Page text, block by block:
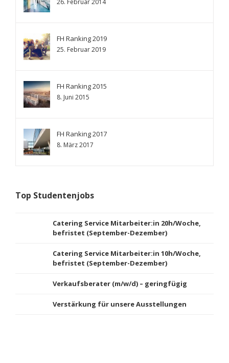
26. Februar 2014
FH Ranking 2019
25. Februar 2019
FH Ranking 2015
8. Juni 2015
FH Ranking 2017
8. März 2017
Top Studentenjobs
Catering Service Mitarbeiter:in 20h/Woche,
befristet (September-Dezember)
Catering Service Mitarbeiter:in 10h/Woche,
befristet (September-Dezember)
Verkaufsberater (m/w/d) – geringfügig
Verstärkung für unsere Ausstellungen